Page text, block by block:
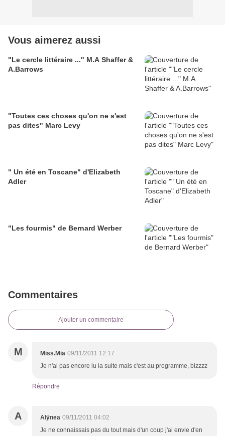
Vous aimerez aussi
"Le cercle littéraire ..." M.A Shaffer &
A.Barrows
"Toutes ces choses qu'on ne s'est
pas dites" Marc Levy
" Un été en Toscane" d'Elizabeth
Adler
"Les fourmis" de Bernard Werber
Commentaires
Ajouter un commentaire
M Miss.Mia 09/11/2011 12:17
Je n'ai pas encore lu la suite mais c'est au programme, bizzzz
Répondre
A Alÿnea 09/11/2011 04:02
Je ne connaissais pas du tout mais d'un coup j'ai envie d'en